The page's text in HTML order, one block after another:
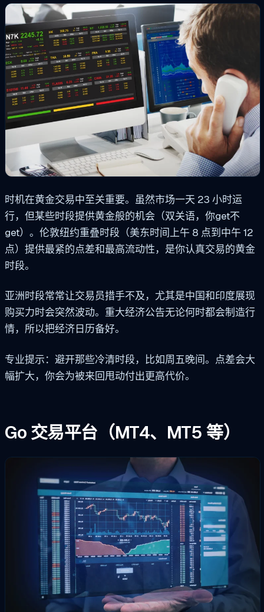
时机在黄金交易中至关重要。虽然市场一天 23 小时运
行，但某些时段提供黄金般的机会（双关语，你get不
get）。伦敦纽约重叠时段（美东时间上午 8 点到中午 12
点）提供最紧的点差和最高流动性，是你认真交易的黄金
时段。
亚洲时段常常让交易员措手不及，尤其是中国和印度展现
购买力时会突然波动。重大经济公告无论何时都会制造行
情，所以把经济日历备好。
专业提示：避开那些冷清时段，比如周五晚间。点差会大
幅扩大，你会为被来回甩动付出更高代价。
Go 交易平台（MT4、MT5 等）